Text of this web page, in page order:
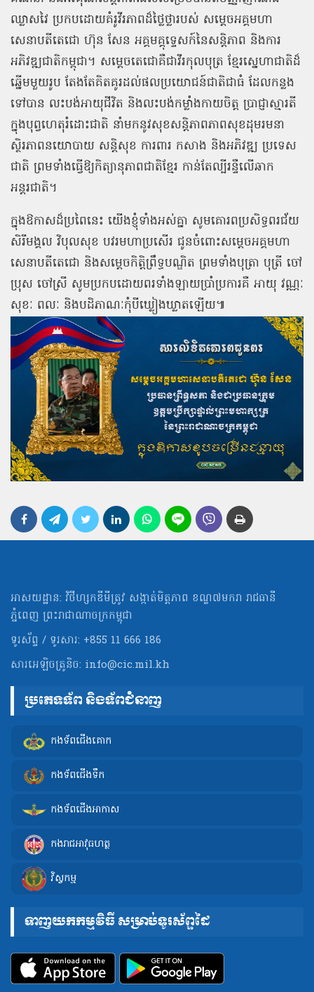
ឈ្លាសវៃ ប្រកបដោយគំរូវីរភាពដ៏ថ្លៃថ្លារបស់ សម្ដេចអគ្គមហា
សេនាបតីតេជោ ហ៊ុន សែន អគ្គមគ្គុទ្ទេសក៍នៃសន្តិភាព និងការ
អភិវឌ្ឍជាតិកម្ពុជា។ សម្តេចតេជោគឺជាវីរកុលបុត្រ ខ្មែរស្នេហាជាតិដ៏
ឆ្នើមមួយរូប តែងតែគិតគូរដល់ផលប្រយោជន៍ជាតិជាធំ ដែលកន្លង
ទៅបាន លះបង់អាយុជីវិត និងលះបង់កម្លាំងកាយចិត្ត ប្រាជ្ញាស្មារតី
ក្នុងបុព្វហេតុរំដោះជាតិ នាំមកនូវសុខសន្តិភាពភាពសុខដុមរមនា
ស្ថិរភាពនយោបាយ សន្តិសុខ ការពារ កសាង និងអភិវឌ្ឍ ប្រទេស
ជាតិ ព្រមទាំងធ្វើឱ្យកិត្យានុភាពជាតិខ្មែរ កាន់តែល្បីរន្ទឺលើឆាក
អន្តរជាតិ។
ក្នុងឱកាសដ៏ប្រពៃនេះ យើងខ្ញុំទាំងអស់គ្នា សូមគោរពប្រសិទ្ធពរជ័យ
សិរីមង្គល វិបុលសុខ បវរមហាប្រសើរ ជូនចំពោះសម្តេចអគ្គមហា
សេនាបតីតេជោ និងសម្តេចកិត្តិព្រឹទ្ធបណ្ឌិត ព្រមទាំងបុត្រា បុត្រី ចៅ
ប្រុស ចៅស្រី សូមប្រកបដោយពរទាំងឡាយប្រាំប្រការគឺ អាយុ វណ្ណៈ
សុខៈ ពលៈ និងបដិភាណៈកុំបីឃ្លៀងឃ្លាតឡើយ៕
អាសយដ្ឋាន: វិថីហ្សកឌីមីត្រូវ សង្កាត់មិត្ដភាព ខណ្ឌ៧មករា រាជធានី
ភ្នំពេញ ព្រះរាជាណាចក្រកម្ពុជា
ទូរស័ព្ទ / ទូរសារ: +855 11 666 186
សារអេឡិចត្រូនិច: info@cic.mil.kh
ប្រភេទទ័ព និងទ័ពជំនាញ
កងទ័ពជើងគោក
កងទ័ពជើងទឹក
កងទ័ពជើងអាកាស
កងរាជអាវុធហត្ថ
វិស្វកម្ម
ទាញយកកម្មវិធី សម្រាប់ទូរស័ព្ទដៃ